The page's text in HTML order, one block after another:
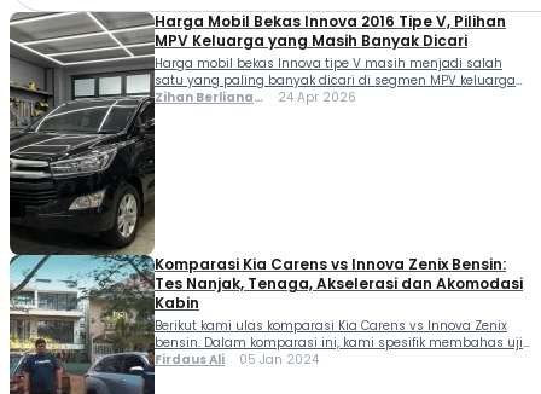
Harga Mobil Bekas Innova 2016 Tipe V, Pilihan
MPV Keluarga yang Masih Banyak Dicari
Harga mobil bekas Innova tipe V masih menjadi salah
satu yang paling banyak dicari di segmen MPV keluarga
hingga 2026. Hal ini tidak lepas dari reputasinya sebagai
Zihan Berliana
24 Apr 2026
Komparasi Kia Carens vs Innova Zenix Bensin:
Tes Nanjak, Tenaga, Akselerasi dan Akomodasi
Kabin
Berikut kami ulas komparasi Kia Carens vs Innova Zenix
bensin. Dalam komparasi ini, kami spesifik membahas uji
tes nanjak, tenaga dan akselerasi mesin, serta akomodasi
Firdaus Ali 05 Jan 2024